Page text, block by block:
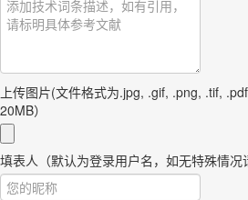
上传图片(文件格式为.jpg, .gif, .png, .tif,
20MB）
填表人（默认为登录用户名，如无特殊情况